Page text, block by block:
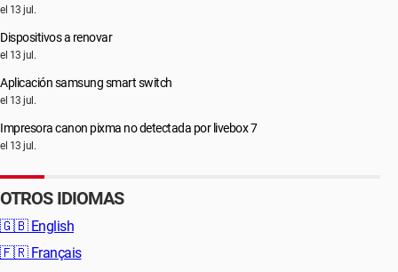
el 13 jul.
Dispositivos a renovar
el 13 jul.
Aplicación samsung smart switch
el 13 jul.
Impresora canon pixma no detectada por livebox 7
el 13 jul.
OTROS IDIOMAS
🇬🇧 English
🇫🇷 Français